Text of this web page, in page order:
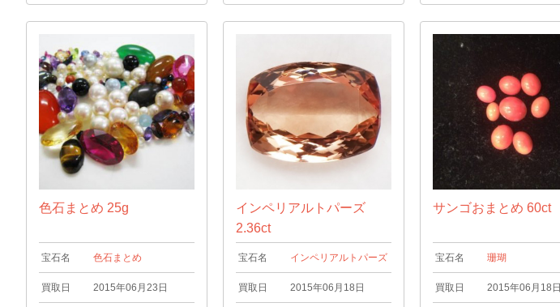
色石まとめ 25g
宝石名 色石まとめ
買取日 2015年06月23日
インペリアルトパーズ
2.36ct
宝石名 インペリアルトパーズ
買取日 2015年06月18日
サンゴおまとめ 60ct
宝石名 珊瑚
買取日 2015年06月18日